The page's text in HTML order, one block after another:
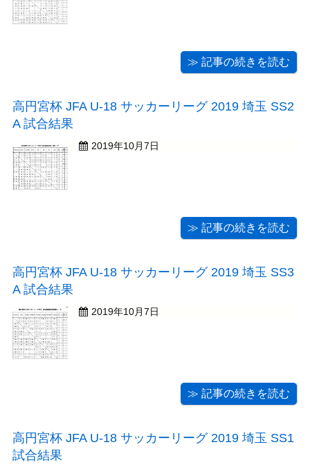
≫ 記事の続きを読む
高円宮杯 JFA U-18 サッカーリーグ 2019 埼玉 SS2
A 試合結果
2019年10月7日
≫ 記事の続きを読む
高円宮杯 JFA U-18 サッカーリーグ 2019 埼玉 SS3
A 試合結果
2019年10月7日
≫ 記事の続きを読む
高円宮杯 JFA U-18 サッカーリーグ 2019 埼玉 SS1
試合結果